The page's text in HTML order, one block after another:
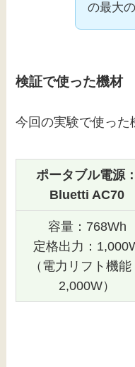
の最大
検証で使った機材
今回の実験で使った
ポータブル電源：
Bluetti AC70
容量：768Wh
定格出力：
（電力リフト機能
2,000W）